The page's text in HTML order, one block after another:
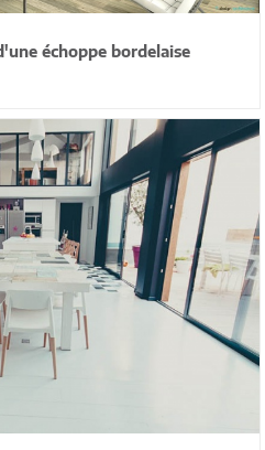
échoppe bordelaise